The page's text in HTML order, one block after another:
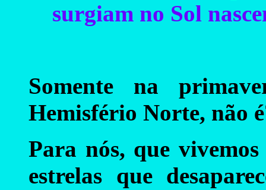
surgiam no Sol
Somente na
Hemisfério Norte, não
Para nós, que
estrelas que